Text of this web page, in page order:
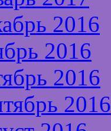
2016
2016
2016
2016